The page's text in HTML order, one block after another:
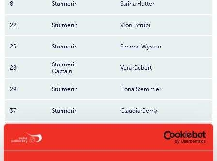
8 Stürmerin Sarina Hutter
22 Stürmerin Vroni Strübi
25 Stürmerin Simone Wyssen
28
Stürmerin
Captain
Vera Gebert
29 Stürmerin Fiona Stemmler
37 Stürmerin Claudia Cerny
40 Linda Sprenger